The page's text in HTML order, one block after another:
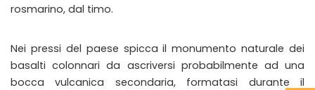
rosmarino, dal timo.
Nei pressi del paese spicca il monumento naturale dei
basalti colonnari da ascriversi probabilmente ad una
bocca vulcanica secondaria, formatasi durante il